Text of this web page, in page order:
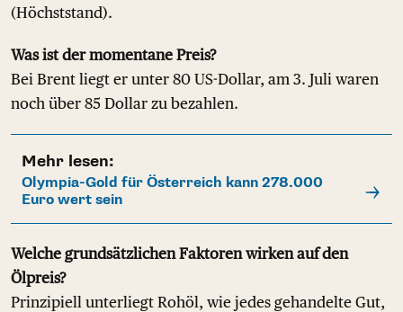
(Höchststand).
Was ist der momentane Preis?
Bei Brent liegt er unter 80 US-Dollar, am 3. Juli waren
noch über 85 Dollar zu bezahlen.
Mehr lesen:
Olympia-Gold für Österreich kann 278.000
Euro wert sein
Welche grundsätzlichen Faktoren wirken auf den
Ölpreis?
Prinzipiell unterliegt Rohöl, wie jedes gehandelte Gut,